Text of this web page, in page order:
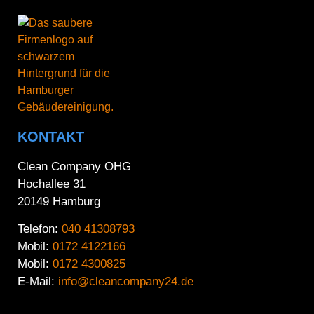
KONTAKT
Clean Company OHG
Hochallee 31
20149 Hamburg
Telefon: 040 41308793
Mobil: 0172 4122166
Mobil: 0172 4300825
E-Mail: info@cleancompany24.de